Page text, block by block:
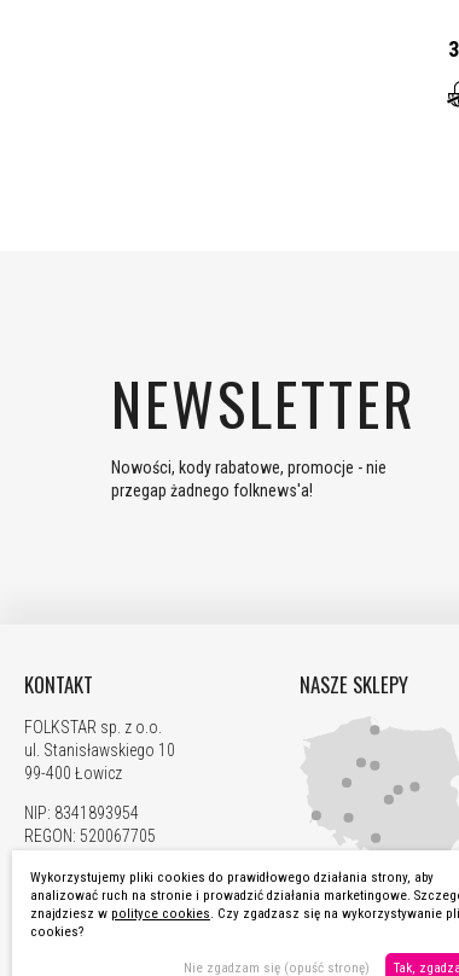
NEWSLETTER
Nowości, kody rabatowe, promocje - nie
przegap żadnego folknews'a!
KONTAKT
FOLKSTAR sp. z o.o.
ul. Stanisławskiego 10
99-400 Łowicz
NIP: 8341893954
REGON: 520067705
792 877 799
zamowienia@folkstar.pl
NASZE SKLEPY
ZOBACZ WSZYSTKIE
Wykorzystujemy pliki cookies do prawidłowego działania strony, aby
analizować ruch na stronie i prowadzić działania marketingowe.
znajdziesz w polityce cookies. Czy zgadzasz się na wykorzystywanie
cookies?
Nie zgadzam się (opuść stronę) Tak,